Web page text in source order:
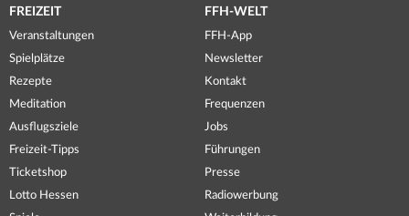
FREIZEIT
Veranstaltungen
Spielplätze
Rezepte
Meditation
Ausflugsziele
Freizeit-Tipps
Ticketshop
Lotto Hessen
FFH-WELT
FFH-App
Newsletter
Kontakt
Frequenzen
Jobs
Führungen
Presse
Radiowerbung